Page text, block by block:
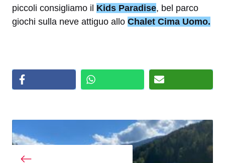
piccoli consigliamo il Kids Paradise, bel parco
giochi sulla neve attiguo allo Chalet Cima Uomo.